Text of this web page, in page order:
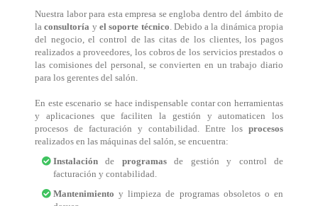
Nuestra labor para esta empresa se engloba dentro del ámbito de
laconsultoría y el soporte técnico. Debido a la dinámica propia
del negocio, el control de las citas de los clientes, los pagos
realizados a proveedores, los cobros de los servicios prestados o
las comisiones del personal, se convierten en un trabajo diario
para los gerentes del salón.
En este escenario se hace indispensable contar con herramientas
y aplicaciones que faciliten la gestión y automaticen los
procesos de facturación y contabilidad. Entre los procesos
realizados en las máquinas del salón, se encuentra:
Instalación de programasde gestión y control de
facturación y contabilidad.
Mantenimiento y limpieza de programas obsoletos o en